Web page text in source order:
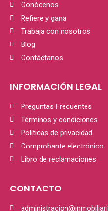
Conócenos
Refiere y gana
Trabaja con nosotros
Blog
Contáctanos
INFORMACIÓN LEGAL
Preguntas Frecuentes
Términos y condiciones
Políticas de privacidad
Comprobante electrónico
Libro de reclamaciones
CONTACTO